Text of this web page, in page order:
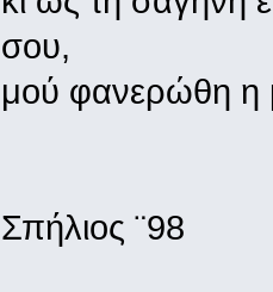
σου,
μού φανερώθη η
Σπήλιος ¨98